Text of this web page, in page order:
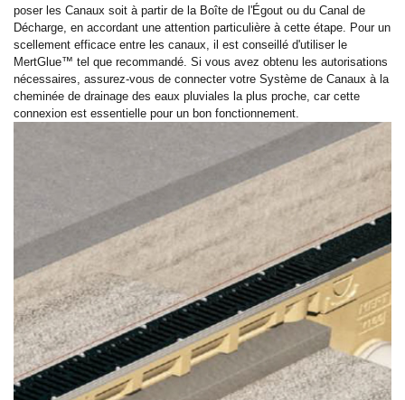
poser les Canaux soit à partir de la Boîte de l'Égout ou du Canal de
Décharge, en accordant une attention particulière à cette étape. Pour un
scellement efficace entre les canaux, il est conseillé d'utiliser le
MertGlue™ tel que recommandé. Si vous avez obtenu les autorisations
nécessaires, assurez-vous de connecter votre Système de Canaux à la
cheminée de drainage des eaux pluviales la plus proche, car cette
connexion est essentielle pour un bon fonctionnement.